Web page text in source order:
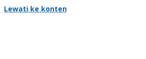
Lewati ke konten